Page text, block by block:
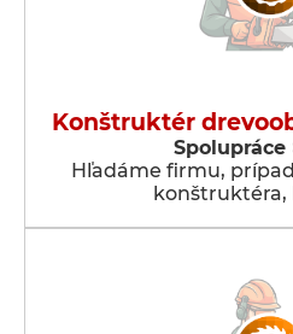
Konštruktér
Spolupráce
Hľadáme firmu,
konštruktéra,